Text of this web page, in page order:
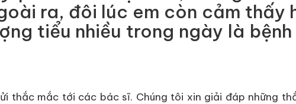
ra, đôi lúc em còn cảm thấy
tiểu nhiều trong ngày là
thắc mắc tới các bác sĩ. Chúng tôi xin giải đáp những